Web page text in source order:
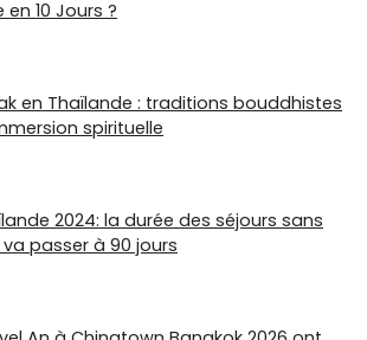
en 10 Jours ?
en Thaïlande : traditions bouddhistes
spirituelle
2024: la durée des séjours sans
passer à 90 jours